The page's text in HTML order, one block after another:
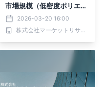
市場規模（低密度ポリエチ
レン、直鎖状低密度ポリエ
チレン、高密度ポリエチレ
ン、酢酸ビニルエチレ
2026-03-20 16:00
株式会社マーケットリサーチセンター